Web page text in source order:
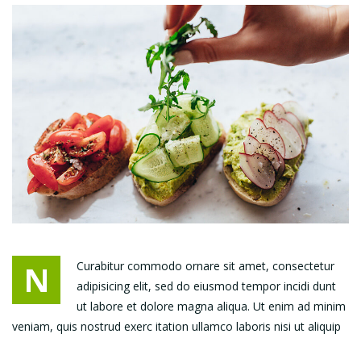
N
Curabitur commodo ornare sit amet, consectetur
adipisicing elit, sed do eiusmod tempor incidi dunt
ut labore et dolore magna aliqua. Ut enim ad minim
veniam, quis nostrud exerc itation ullamco laboris nisi ut aliquip